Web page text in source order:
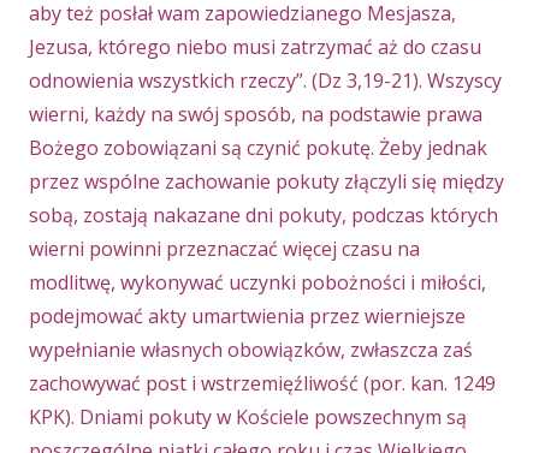
aby też posłał wam zapowiedzianego Mesjasza,
Jezusa, którego niebo musi zatrzymać aż do czasu
odnowienia wszystkich rzeczy”. (Dz 3,19-21). Wszyscy
wierni, każdy na swój sposób, na podstawie prawa
Bożego zobowiązani są czynić pokutę. Żeby jednak
przez wspólne zachowanie pokuty złączyli się między
sobą, zostają nakazane dni pokuty, podczas których
wierni powinni przeznaczać więcej czasu na
modlitwę, wykonywać uczynki pobożności i miłości,
podejmować akty umartwienia przez wierniejsze
wypełnianie własnych obowiązków, zwłaszcza zaś
zachowywać post i wstrzemięźliwość (por. kan. 1249
KPK). Dniami pokuty w Kościele powszechnym są